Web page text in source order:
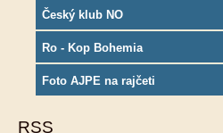
Český klub NO
Ro - Kop Bohemia
Foto AJPE na rajčeti
RSS